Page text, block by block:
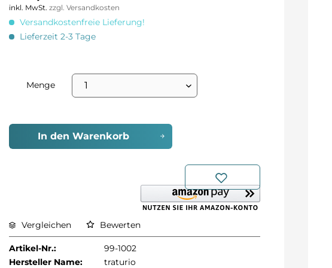
inkl. MwSt.zzgl. Versandkosten
Versandkostenfreie Lieferung!
Lieferzeit 2-3 Tage
Menge
In den Warenkorb
Vergleichen Bewerten
Artikel-Nr.:
99-1002
Hersteller Name:
traturio